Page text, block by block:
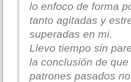
lo enfoco de forma
tanto agitadas y
superadas en mi.
Llevo tiempo sin
la conclusión de
patrones pasados